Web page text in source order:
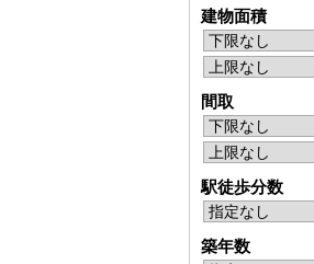
建物面積
間取
駅徒歩分数
築年数